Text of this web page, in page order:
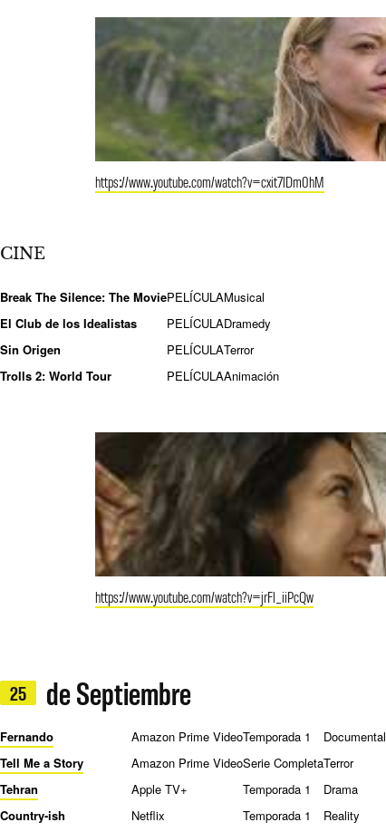
https://www.youtube.com/watch?v=cxit7lDm0hM
CINE
Break The Silence: The MoviePELÍCULAMusical
El Club de los Idealistas
PELÍCULADramedy
Sin Origen
PELÍCULATerror
Trolls 2: World Tour
PELÍCULAAnimación
https://www.youtube.com/watch?v=jrFl_iiPcQw
25 de Septiembre
Fernando Amazon Prime VideoTemporada 1
Documental
Tell Me a Story
Amazon Prime VideoSerie CompletaTerror
Tehran
Apple TV+ Temporada 1
Drama
Country-ish
Netflix Temporada 1
Reality